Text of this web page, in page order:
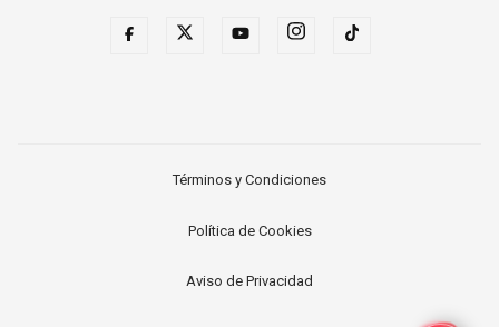
Términos y Condiciones
Política de Cookies
Aviso de Privacidad